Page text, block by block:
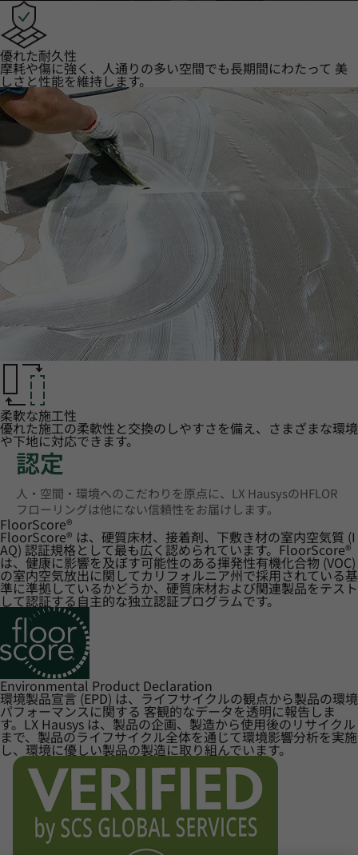
優れた耐久性
摩耗や傷に強く、人通りの多い空間でも長期間にわたって 美
しさと性能を維持します。
柔軟な施工性
優れた施工の柔軟性と交換のしやすさを備え、さまざまな環境
や下地に対応できます。
認定
人・空間・環境へのこだわりを原点に、LX HausysのHFLOR
フローリングは他にない信頼性をお届けします。
FloorScore®
FloorScore® は、硬質床材、接着剤、下敷き材の室内空気質 (I
AQ) 認証規格として最も広く認められています。FloorScore®
は、健康に影響を及ぼす可能性のある揮発性有機化合物 (VOC)
の室内空気放出に関してカリフォルニア州で採用されている基
準に準拠しているかどうか、硬質床材および関連製品をテスト
して認証する自主的な独立認証プログラムです。
Environmental Product Declaration
環境製品宣言 (EPD) は、ライフサイクルの観点から製品の環境
パフォーマンスに関する 客観的なデータを透明に報告しま
す。LX Hausys は、製品の企画、製造から使用後のリサイクル
まで、製品のライフサイクル全体を通じて環境影響分析を実施
し、環境に優しい製品の製造に取り組んでいます。